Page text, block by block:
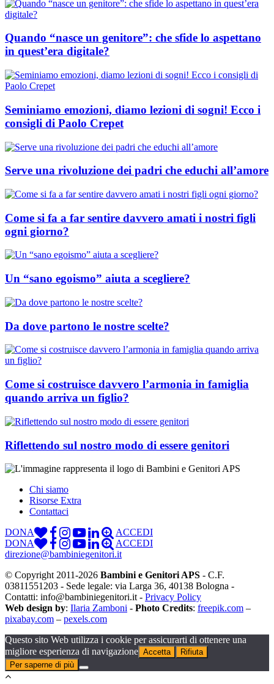
Quando “nasce un genitore”: che sfide lo aspettano
in quest’era digitale?
Seminiamo emozioni, diamo lezioni di sogni! Ecco i
consigli di Paolo Crepet
Serve una rivoluzione dei padri che educhi all’amore
Come si fa a far sentire davvero amati i nostri figli
ogni giorno?
Un “sano egoismo” aiuta a scegliere?
Da dove partono le nostre scelte?
Come si costruisce davvero l’armonia in famiglia
quando arriva un figlio?
Riflettendo sul nostro modo di essere genitori
Chi siamo
Risorse Extra
Contattaci
DONA
ACCEDI
DONA
ACCEDI
direzione@bambiniegenitori.it
© Copyright 2011-2026 Bambini e Genitori APS - C.F.
03811551203 - Sede legale: via Larga 36, 40138 Bologna -
Contatti: info@bambiniegenitori.it - Privacy Policy
Web design by: Ilaria Zamboni - Photo Credits: freepik.com –
pixabay.com – pexels.com
Questo sito Web utilizza i cookie per assicurarti di ottenere una
migliore esperienza di navigazione Accetta
Rifiuta
Per saperne di più